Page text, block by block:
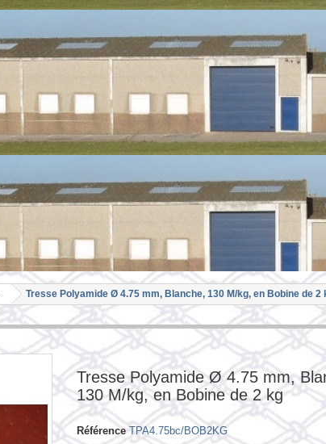
Tresse Polyamide Ø 4.75 mm, Blanche, 130 M/kg, en Bobine de 2
Tresse Polyamide Ø 4.75 mm,
130 M/kg, en Bobine de 2 kg
Référence TPA4.75bc/BOB2KG